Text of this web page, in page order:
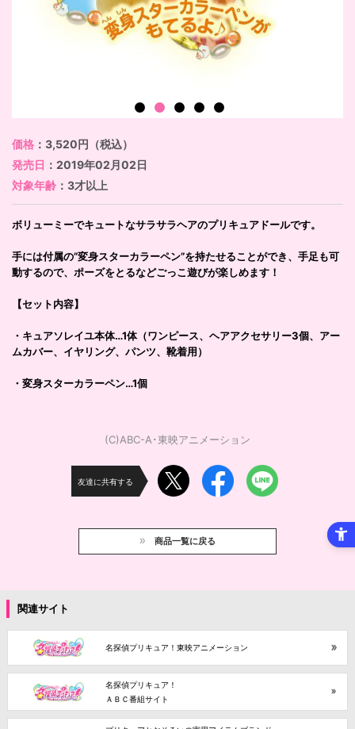
価格 ：3,520円（税込）
発売日 ：2019年02月02日
対象年齢 ：3才以上
ボリューミーでキュートなサラサラヘアのプリキュアドールです。
手には付属の”変身スターカラーペン”を持たせることができ、手足も可
動するので、ポーズをとるなどごっこ遊びが楽しめます！
【セット内容】
・キュアソレイユ本体…1体（ワンピース、ヘアアクセサリー3個、アー
ムカバー、イヤリング、パンツ、靴着用）
・変身スターカラーペン…1個
(C)ABC-A･東映アニメーション
友達に共有する
商品一覧に戻る
関連サイト
名探偵プリキュア！東映アニメーション
名探偵プリキュア！
ＡＢＣ番組サイト